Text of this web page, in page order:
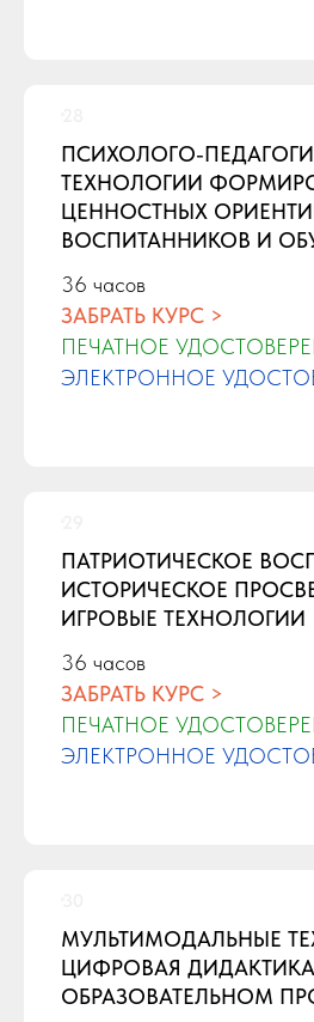
ПСИХОЛОГО-
ТЕХНОЛОГИИ
ЦЕННОСТНЫХ
ВОСПИТАННИКОВ И
36 часов
ЗАБРАТЬ КУРС >
ПЕЧАТНОЕ
ЭЛЕКТРОННОЕ
ПАТРИОТИЧЕСКОЕ
ИСТОРИЧЕСКОЕ
ИГРОВЫЕ ТЕХНОЛОГИИ
36 часов
ЗАБРАТЬ КУРС >
ПЕЧАТНОЕ
ЭЛЕКТРОННОЕ
МУЛЬТИМОДАЛЬНЫЕ
ЦИФРОВАЯ
ОБРАЗОВАТЕЛЬНОМ